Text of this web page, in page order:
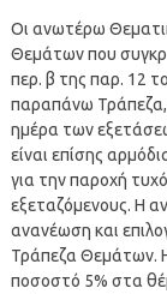
Οι ανωτέρω
Θεμάτων που
περ. β της παρ. 12
παραπάνω
ημέρα των
είναι επίσης
για την παροχή
εξεταζόμενους. Η
ανανέωση και
Τράπεζα Θεμάτων.
ποσοστό 5% στα